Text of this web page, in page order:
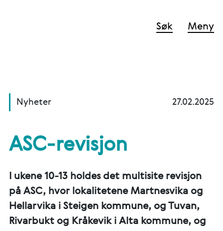
Søk Meny
Nyheter 27.02.2025
ASC-revisjon
I ukene 10-13 holdes det multisite revisjon
på ASC, hvor lokalitetene Martnesvika og
Hellarvika i Steigen kommune, og Tuvan,
Rivarbukt og Kråkevik i Alta kommune, og